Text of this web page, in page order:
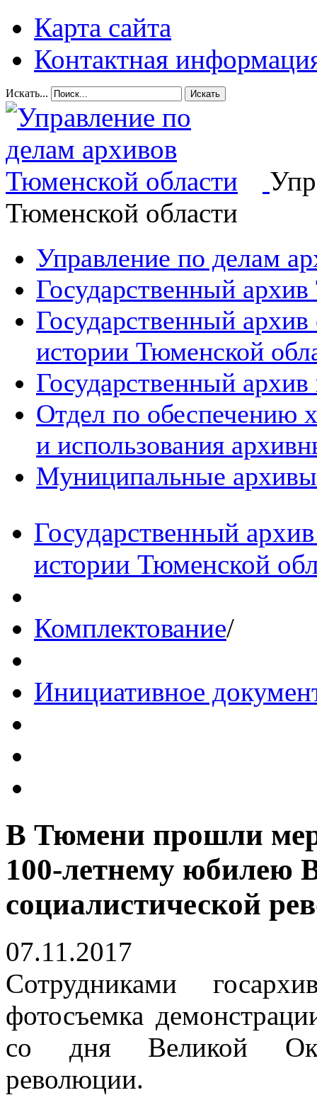
Карта сайта
Контактная
Искать... Искать
Тюменской области
Управление по делам
Государственный
Государственный
истории Тюменской
Государственный архив
Отдел по обеспечению
и использования
Муниципальные архивы
Государственный
истории Тюменской
Комплектование/
Инициативное
В Тюмени прошли
100-летнему юбилею
социалистической
07.11.2017
Сотрудниками
фотосъемка
со дня Великой
революции.